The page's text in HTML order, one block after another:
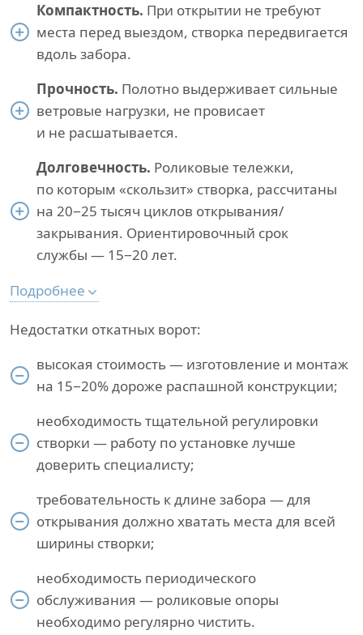
Компактность. При открытии не требуют
места перед выездом, створка передвигается
вдоль забора.
Прочность. Полотно выдерживает сильные
ветровые нагрузки, не провисает
и не расшатывается.
Долговечность. Роликовые тележки,
по которым «скользит» створка, рассчитаны
на 20−25 тысяч циклов открывания/
закрывания. Ориентировочный срок
службы — 15−20 лет.
Подробнее
Недостатки откатных ворот:
высокая стоимость — изготовление и монтаж
на 15−20% дороже распашной конструкции;
необходимость тщательной регулировки
створки — работу по установке лучше
доверить специалисту;
требовательность к длине забора — для
открывания должно хватать места для всей
ширины створки;
необходимость периодического
обслуживания — роликовые опоры
необходимо регулярно чистить.